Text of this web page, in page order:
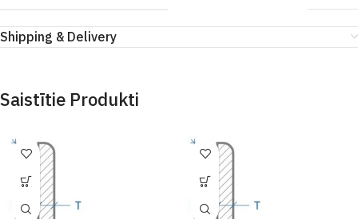
Shipping & Delivery
Saistītie Produkti